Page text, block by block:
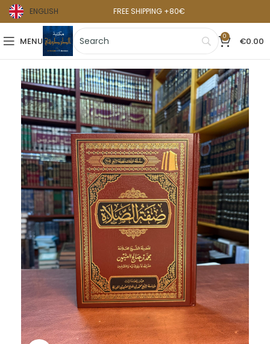
ENGLISH FREE SHIPPING +80€
MENU 0 €0.00